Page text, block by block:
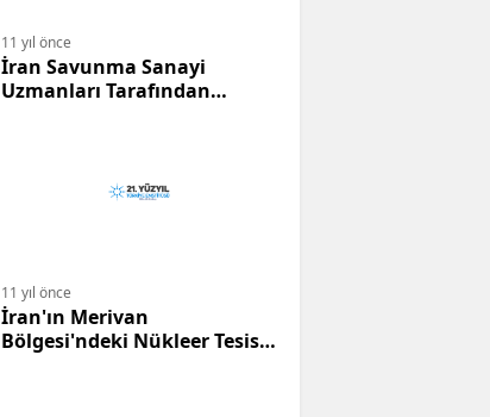
11 yıl önce
İran Savunma Sanayi
Uzmanları Tarafından
11 yıl önce
İran'ın Merivan
Bölgesi'ndeki Nükleer Tesisi